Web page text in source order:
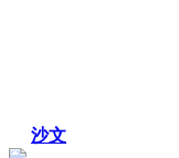
沙文